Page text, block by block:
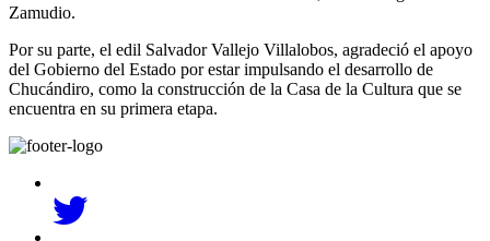
Zamudio.
Por su parte, el edil Salvador Vallejo Villalobos, agradeció el apoyo
del Gobierno del Estado por estar impulsando el desarrollo de
Chucándiro, como la construcción de la Casa de la Cultura que se
encuentra en su primera etapa.